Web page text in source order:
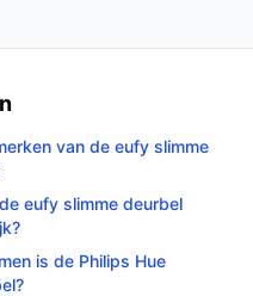
prijzen op
van de eufy slimme
eufy slimme deurbel
is de Philips Hue